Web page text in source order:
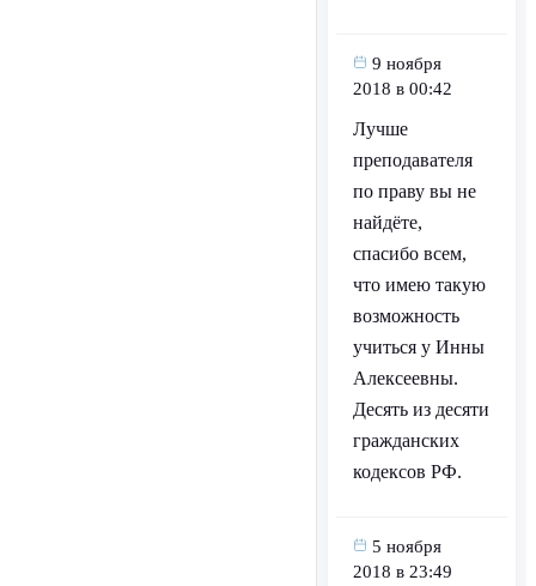
9 ноября
2018 в 00:42
Лучше
преподавателя
по праву вы не
найдёте,
спасибо всем,
что имею такую
возможность
учиться у Инны
Алексеевны.
Десять из десяти
гражданских
кодексов РФ.
5 ноября
2018 в 23:49